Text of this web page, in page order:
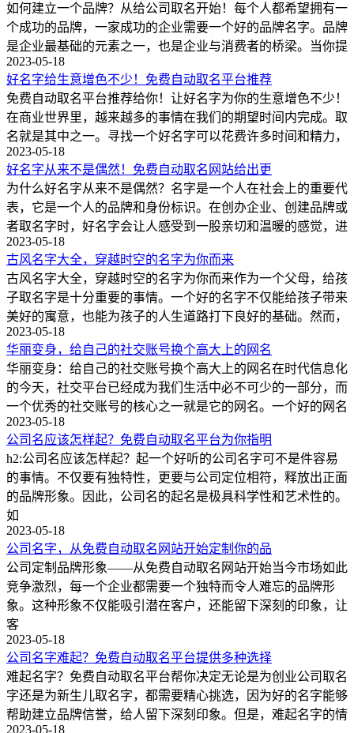
如何建立一个品牌？从给公司取名开始！每个人都希望拥有一
个成功的品牌，一家成功的企业需要一个好的品牌名字。品牌
是企业最基础的元素之一，也是企业与消费者的桥梁。当你提
2023-05-18
好名字给生意增色不少！免费自动取名平台推荐
免费自动取名平台推荐给你！让好名字为你的生意增色不少！
在商业世界里，越来越多的事情在我们的期望时间内完成。取
名就是其中之一。寻找一个好名字可以花费许多时间和精力，
2023-05-18
好名字从来不是偶然！免费自动取名网站给出更
为什么好名字从来不是偶然？名字是一个人在社会上的重要代
表，它是一个人的品牌和身份标识。在创办企业、创建品牌或
者取名字时，好名字会让人感受到一股亲切和温暖的感觉，进
2023-05-18
古风名字大全，穿越时空的名字为你而来
古风名字大全，穿越时空的名字为你而来作为一个父母，给孩
子取名字是十分重要的事情。一个好的名字不仅能给孩子带来
美好的寓意，也能为孩子的人生道路打下良好的基础。然而，
2023-05-18
华丽变身，给自己的社交账号换个高大上的网名
华丽变身：给自己的社交账号换个高大上的网名在时代信息化
的今天，社交平台已经成为我们生活中必不可少的一部分，而
一个优秀的社交账号的核心之一就是它的网名。一个好的网名
2023-05-18
公司名应该怎样起？免费自动取名平台为你指明
h2:公司名应该怎样起？起一个好听的公司名字可不是件容易
的事情。不仅要有独特性，更要与公司定位相符，释放出正面
的品牌形象。因此，公司名的起名是极具科学性和艺术性的。
如
2023-05-18
公司名字，从免费自动取名网站开始定制你的品
公司定制品牌形象——从免费自动取名网站开始当今市场如此
竞争激烈，每一个企业都需要一个独特而令人难忘的品牌形
象。这种形象不仅能吸引潜在客户，还能留下深刻的印象，让
客
2023-05-18
公司名字难起？免费自动取名平台提供多种选择
难起名字？免费自动取名平台帮你决定无论是为创业公司取名
字还是为新生儿取名字，都需要精心挑选，因为好的名字能够
帮助建立品牌信誉，给人留下深刻印象。但是，难起名字的情
2023-05-18